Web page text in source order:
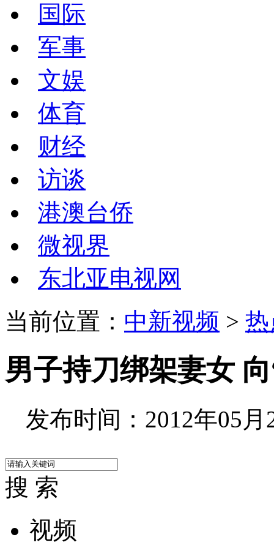
国际
军事
文娱
体育
财经
访谈
港澳台侨
微视界
东北亚电视网
当前位置： 中新视频 >
男子持刀绑架妻女
发布时间：2012年05月
搜 索
视频